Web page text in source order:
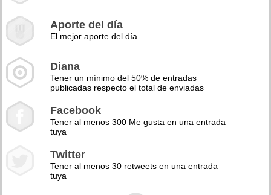
Aporte del día
El mejor aporte del día
Diana
Tener un mínimo del 50% de entradas
publicadas respecto el total de enviadas
Facebook
Tener al menos 300 Me gusta en una entrada
tuya
Twitter
Tener al menos 30 retweets en una entrada
tuya